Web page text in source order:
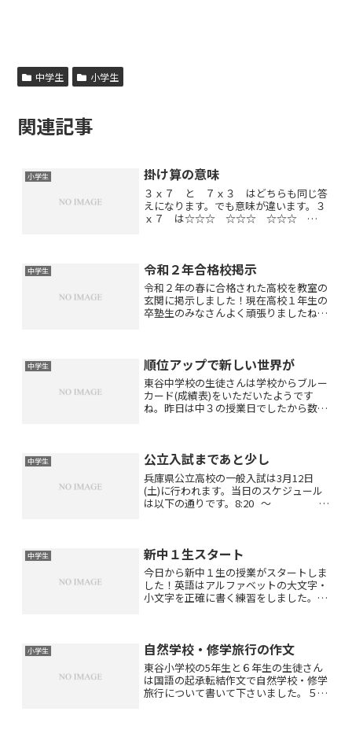
中学生 小学生
関連記事
小学生 掛け算の意味
３ｘ７ と ７ｘ３ はどちらも同じ答
えになります。でも意味が違います。３
ｘ７ は☆☆☆ ☆☆☆ ☆☆☆
は、そんなの同じでしょ〜と思うかもし
れませんが...
中学生 令和２年合格校掲示
令和２年の春に合格された高校を教室の
玄関に掲示しました！現在高校１年生の
卒塾生のみなさんよく頑張りましたね
合格を目指し...
中学生 順位アップで新しい世界が
東谷中学校の生徒さんは学校からブルー
カード(成績表)をいただいたようです
ね。昨日は中３の授業日でしたから数人
に成績アップされるのです...
中学生 公立入試まであと少し
兵庫県公立高校の一般入試は3月12日
(土)に行われます。当日のスケジュール
は以下の通りです。8:20 〜 集
中学生 新中１生スタート
今日から新中１生の授業がスタートしま
した！英語はアルファベットの大文字・
小文字を正確に書く練習をしました。数
国を白地図で学習しまし...
小学生 自然学校・修学旅行の作文
東谷小学校の5年生と６年生の生徒さん
は国語の起承転結作文で自然学校・修学
旅行について書いて下さいました。５年